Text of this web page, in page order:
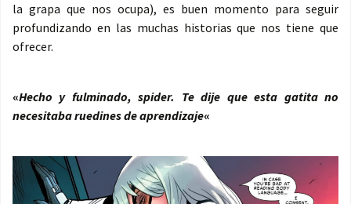
la grapa que nos ocupa), es buen momento para seguir
profundizando en las muchas historias que nos tiene que
ofrecer.
«Hecho y fulminado, spider. Te dije que esta gatita no
necesitaba ruedines de aprendizaje«